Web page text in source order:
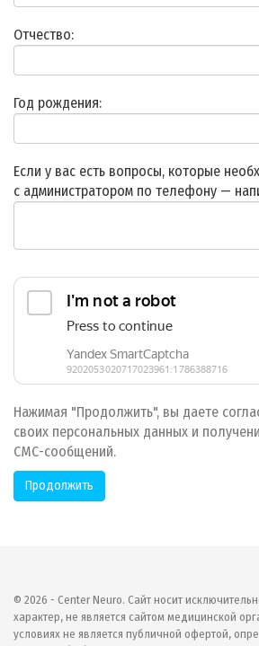
Отчество:
Год рождения:
Если у вас есть вопросы, которые
с администратором по телефону —
Нажимая "Продолжить", вы даете
своих персональных данных и
СМС-сообщений.
© 2026 - Center Neuro. Сайт носит
характер, не является сайтом медицинской
условиях не является публичной офертой,